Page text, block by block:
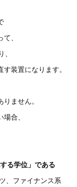
、
装置になります。
ません。
合、
る学位」である
、ファイナンス系